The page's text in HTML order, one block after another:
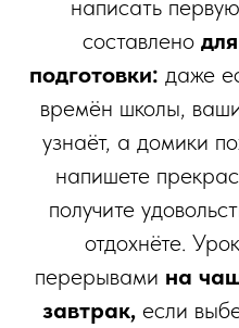
написать
составлено
подготовки: даже
времён школы,
узнаёт, а домики
напишете
получите
отдохнёте.
перерывами на
завтрак, если